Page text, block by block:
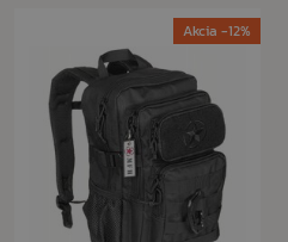
Akcia -12%